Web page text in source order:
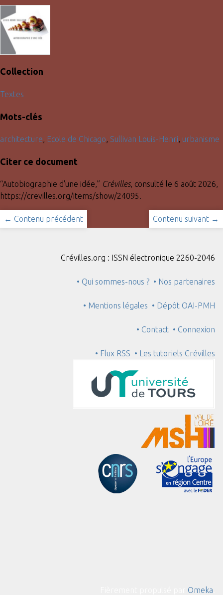
Collection
Textes
Mots-clés
architecture, Ecole de Chicago, Sullivan Louis-Henri, urbanisme
Citer ce document
“Autobiographie d'une idée,” Crévilles, consulté le 6 août 2026,
https://crevilles.org/items/show/24095.
← Contenu précédent Contenu suivant →
Crévilles.org : ISSN électronique 2260-2046
• Qui sommes-nous ? • Nos partenaires
• Mentions légales • Dépôt OAI-PMH
• Contact • Connexion
• Flux RSS • Les tutoriels Crévilles
Omeka